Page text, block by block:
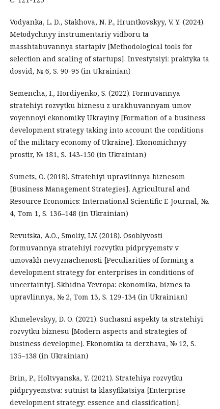
Vodyanka, L. D., Stakhova, N. P., Hruntkovskyy, V. Y. (2024).
Metodychnyy instrumentariy vidboru ta
masshtabuvannya startapiv [Methodological tools for
selection and scaling of startups]. Investytsiyi: praktyka ta
dosvid, № 6, S. 90-95 (in Ukrainian)
Semencha, I., Hordiyenko, S. (2022). Formuvannya
stratehiyi rozvytku biznesu z urakhuvannyam umov
voyennoyi ekonomiky Ukrayiny [Formation of a business
development strategy taking into account the conditions
of the military economy of Ukraine]. Ekonomichnyy
prostir, № 181, S. 143-150 (in Ukrainian)
Sumets, O. (2018). Stratehiyi upravlinnya biznesom
[Business Management Strategies]. Agricultural and
Resource Economics: International Scientific E-Journal, №.
4, Тom 1, S. 136–148 (in Ukrainian)
Revutska, A.O., Smoliy, L.V. (2018). Osoblyvosti
formuvannya stratehiyi rozvytku pidpryyemstv v
umovakh nevyznachenosti [Peculiarities of forming a
development strategy for enterprises in conditions of
uncertainty]. Skhidna Yevropa: ekonomika, biznes ta
upravlinnya, № 2, Тom 13, S. 129-134 (in Ukrainian)
Khmelevskyy, D. O. (2021). Suchasni aspekty ta stratehiyi
rozvytku biznesu [Modern aspects and strategies of
business developme]. Ekonomika ta derzhava, № 12, S.
135–138 (in Ukrainian)
Brin, P., Holtvyanska, Y. (2021). Stratehiya rozvytku
pidpryyemstva: sutnist ta klasyfikatsiya [Enterprise
development strategy: essence and classification].